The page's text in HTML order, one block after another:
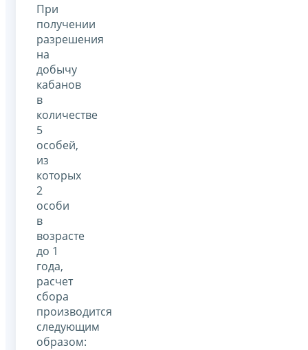
При
получении
разрешения
на
добычу
кабанов
в
количестве
5
особей,
из
которых
2
особи
в
возрасте
до 1
года,
расчет
сбора
производится
следующим
образом: